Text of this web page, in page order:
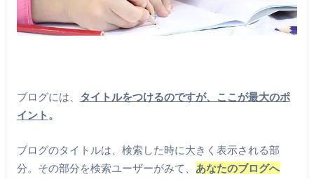
ブログには、 タイトルをつけるのですが、ここが最大のポ
イント 。
ブログのタイトルは、検索した時に大きく表示される部
分。その部分を検索ユーザーがみて、 あなたのブログへ